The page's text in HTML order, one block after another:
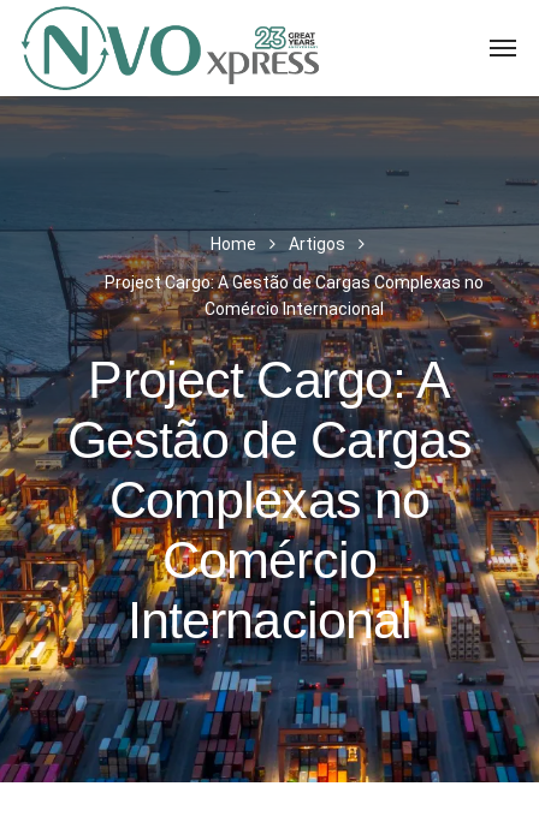
Home
Artigos
Project Cargo: A Gestão de Cargas Complexas no
Comércio Internacional
Project Cargo: A
Gestão de Cargas
Complexas no
Comércio
Internacional